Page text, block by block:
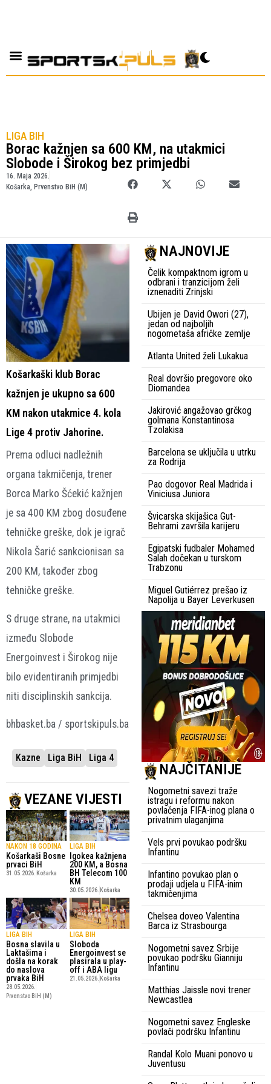
LIGA BIH
Borac kažnjen sa 600 KM, na utakmici
Slobode i Širokog bez primjedbi
16. Maja 2026.
Košarka, Prvenstvo BiH (M)
Košarkaški klub Borac
kažnjen je ukupno sa 600
KM nakon utakmice 4. kola
Lige 4 protiv Jahorine.
Prema odluci nadležnih
organa takmičenja, trener
Borca Marko Šćekić kažnjen
je sa 400 KM zbog dosuđene
tehničke greške, dok je igrač
Nikola Šarić sankcionisan sa
200 KM, također zbog
tehničke greške.
S druge strane, na utakmici
između Slobode
Energoinvest i Širokog nije
bilo evidentiranih primjedbi
niti disciplinskih sankcija.
bhbasket.ba / sportskipuls.ba
Kazne Liga BiH Liga 4
VEZANE VIJESTI
NAKON 18 GODINA
Košarkaši Bosne
prvaci BiH
31.05.2026. Košarka
LIGA BIH
Igokea kažnjena
200 KM, a Bosna
BH Telecom 100
KM
30.05.2026. Košarka
LIGA BIH
Bosna slavila u
Laktašima i
došla na korak
do naslova
prvaka BiH
28.05.2026.
Prvenstvo BiH (M)
LIGA BIH
Sloboda
Energoinvest se
plasirala u play-
off i ABA ligu
21.05.2026. Košarka
NAJNOVIJE
Čelik kompaktnom igrom u
odbrani i tranzicijom želi
iznenaditi Zrinjski
Ubijen je David Owori (27),
jedan od najboljih
nogometaša afričke zemlje
Atlanta United želi Lukakua
Real dovršio pregovore oko
Diomandea
Jakirović angažovao grčkog
golmana Konstantinosa
Tzolakisa
Barcelona se uključila u utrku
za Rodrija
Pao dogovor Real Madrida i
Viniciusa Juniora
Švicarska skijašica Gut-
Behrami završila karijeru
Egipatski fudbaler Mohamed
Salah dočekan u turskom
Trabzonu
Miguel Gutiérrez prešao iz
Napolija u Bayer Leverkusen
NAJČITANIJE
Nogometni savezi traže
istragu i reformu nakon
povlačenja FIFA-inog plana o
privatnim ulaganjima
Vels prvi povukao podršku
Infantinu
Infantino povukao plan o
prodaji udjela u FIFA-inim
takmičenjima
Chelsea doveo Valentina
Barca iz Strasbourga
Nogometni savez Srbije
povukao podršku Gianniju
Infantinu
Matthias Jaissle novi trener
Newcastlea
Nogometni savez Engleske
povlači podršku Infantinu
Randal Kolo Muani ponovo u
Juventusu